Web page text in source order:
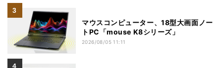
マウスコンピューター、18型大画面ノー
トPC「mouse K8シリーズ」
2026/08/05 11:11